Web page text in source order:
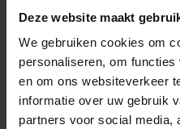
Deze website maakt
We gebruiken cookies om
personaliseren, om
en om ons websiteverkeer
informatie over uw gebruik
partners voor social media,